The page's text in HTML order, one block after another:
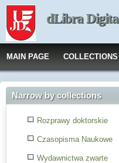
dLibra
MAIN PAGE COLLECTIONS
Narrow by collections
Rozprawy doktorskie
Czasopisma Naukowe
Wydawnictwa zwarte